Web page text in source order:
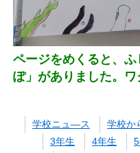
ページをめくると、
ぽ」がありました。ワ
学校ニュ―ス 学校か
3年生
4年生